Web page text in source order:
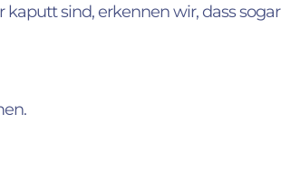
sind, erkennen wir, dass sogar